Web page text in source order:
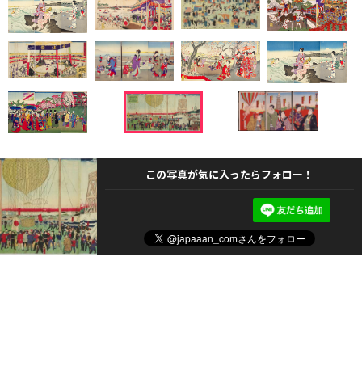
この写真が気に入ったらフォロー！